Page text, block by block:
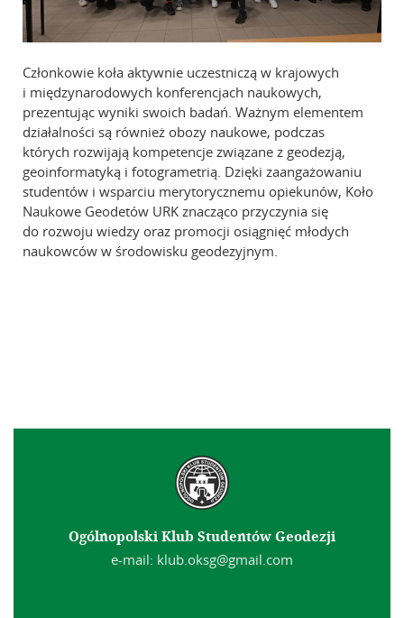
Członkowie koła aktywnie uczestniczą w krajowych
i międzynarodowych konferencjach naukowych,
prezentując wyniki swoich badań. Ważnym elementem
działalności są również obozy naukowe, podczas
których rozwijają kompetencje związane z geodezją,
geoinformatyką i fotogrametrią. Dzięki zaangażowaniu
studentów i wsparciu merytorycznemu opiekunów, Koło
Naukowe Geodetów URK znacząco przyczynia się
do rozwoju wiedzy oraz promocji osiągnięć młodych
naukowców w środowisku geodezyjnym.
Ogólnopolski Klub Studentów Geodezji
e-mail: klub.oksg@gmail.com